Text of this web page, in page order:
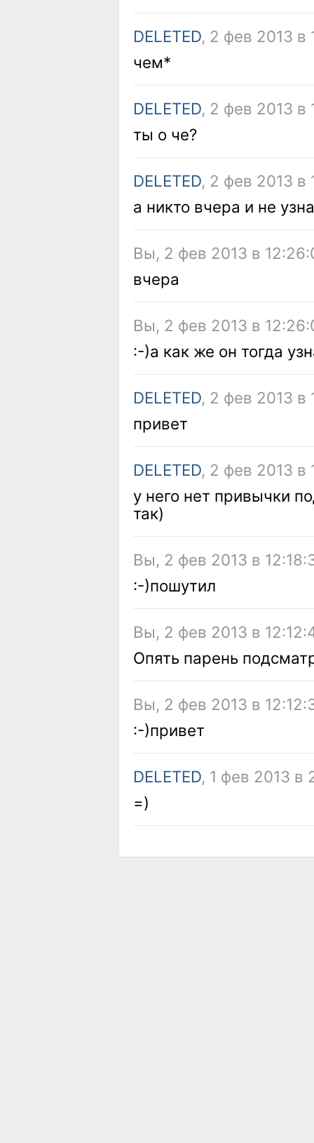
DELETED, 2 фев 2013 в
чем*
DELETED, 2 фев 2013 в
ты о че?
DELETED, 2 фев 2013 в
а никто вчера и не
Вы, 2 фев 2013 в
вчера
Вы, 2 фев 2013 в
:-)а как же он тогда
DELETED, 2 фев 2013 в
привет
DELETED, 2 фев 2013 в
у него нет привычки
так)
Вы, 2 фев 2013 в
:-)пошутил
Вы, 2 фев 2013 в
Опять парень
Вы, 2 фев 2013 в
:-)привет
DELETED, 1 фев 2013 в
=)